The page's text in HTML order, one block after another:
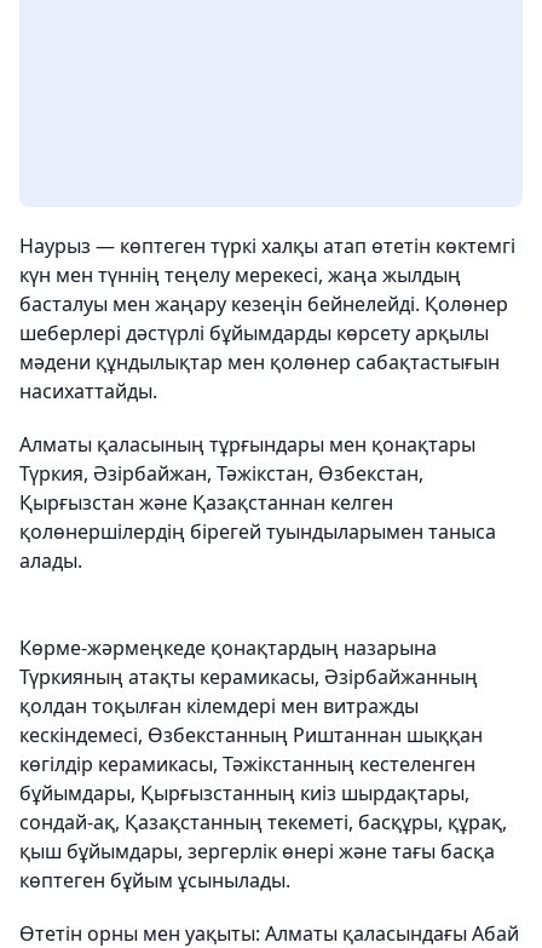
Наурыз — көптеген түркі халқы атап өтетін көктемгі
күн мен түннің теңелу мерекесі, жаңа жылдың
басталуы мен жаңару кезеңін бейнелейді. Қолөнер
шеберлері дәстүрлі бұйымдарды көрсету арқылы
мәдени құндылықтар мен қолөнер сабақтастығын
насихаттайды.
Алматы қаласының тұрғындары мен қонақтары
Түркия, Әзірбайжан, Тәжікстан, Өзбекстан,
Қырғызстан және Қазақстаннан келген
қолөнершілердің бірегей туындыларымен таныса
алады.
Көрме-жәрмеңкеде қонақтардың назарына
Түркияның атақты керамикасы, Әзірбайжанның
қолдан тоқылған кілемдері мен витражды
кескіндемесі, Өзбекстанның Риштаннан шыққан
көгілдір керамикасы, Тәжікстанның кестеленген
бұйымдары, Қырғызстанның киіз шырдақтары,
сондай-ақ, Қазақстанның текеметі, басқұры, құрақ,
қыш бұйымдары, зергерлік өнері және тағы басқа
көптеген бұйым ұсынылады.
Өтетін орны мен уақыты: Алматы қаласындағы Абай